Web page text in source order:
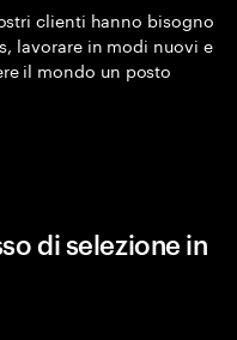
clienti hanno bisogno
lavorare in modi nuovi e
il mondo un posto
di selezione in